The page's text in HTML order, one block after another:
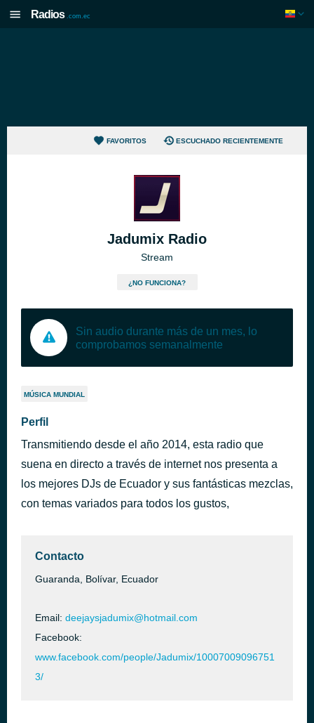
Radios .com.ec
FAVORITOS ESCUCHADO RECIENTEMENTE
Jadumix Radio
Stream
¿NO FUNCIONA?
Sin audio durante más de un mes, lo
comprobamos semanalmente
MÚSICA MUNDIAL
Perfil
Transmitiendo desde el año 2014, esta radio que
suena en directo a través de internet nos presenta a
los mejores DJs de Ecuador y sus fantásticas mezclas,
con temas variados para todos los gustos,
Contacto
Guaranda, Bolívar, Ecuador
Email: deejaysjadumix@hotmail.com
Facebook:
www.facebook.com/people/Jadumix/10007009096751
3/